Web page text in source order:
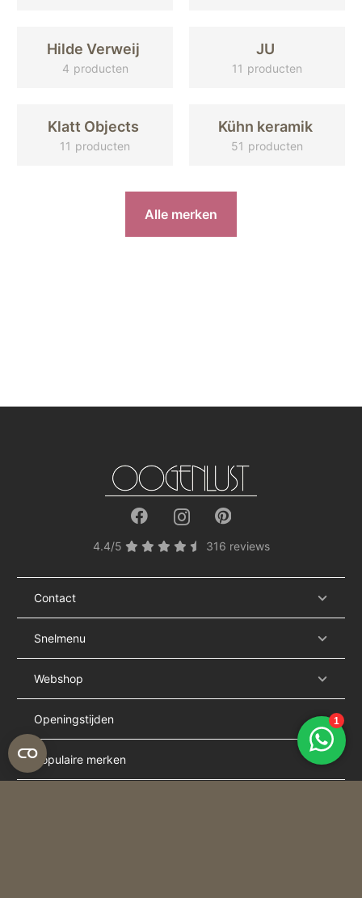
Hilde Verweij
4
JU
11
Klatt Objects
11
Kühn keramik
51
Alle merken
4.4/5 316 reviews
Contact
Snelmenu
Webshop
Openingstijden
Populaire merken